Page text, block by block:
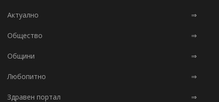
Актуално ⇒
Общество ⇒
Общини ⇒
Любопитно ⇒
Здравен портал ⇒